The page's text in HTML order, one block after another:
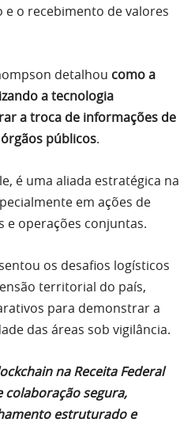
o recebimento de valores
detalhou como a
a tecnologia
a troca de informações de
públicos.
é uma aliada estratégica na
em ações de
e operações conjuntas.
os desafios logísticos
territorial do país,
para demonstrar a
das áreas sob vigilância.
na Receita Federal
colaboração segura,
estruturado e